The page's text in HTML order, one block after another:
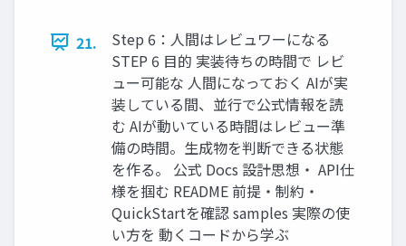
21.
Step 6：人間はレビュワーになる
STEP 6 目的 実装待ちの時間で レビ
ュー可能な 人間になっておく AIが実
装している間、並行で公式情報を読
む AIが動いている時間はレビュー準
備の時間。生成物を判断できる状態
を作る。 公式 Docs 設計思想・ API仕
様を掴む README 前提・制約・
QuickStartを確認 samples 実際の使
い方を 動くコードから学ぶ